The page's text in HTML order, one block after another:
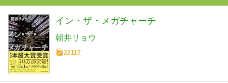
イン・ザ・メガチャーチ
朝井リョウ
22117